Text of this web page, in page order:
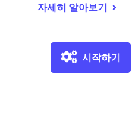
자세히 알아보기
시작하기